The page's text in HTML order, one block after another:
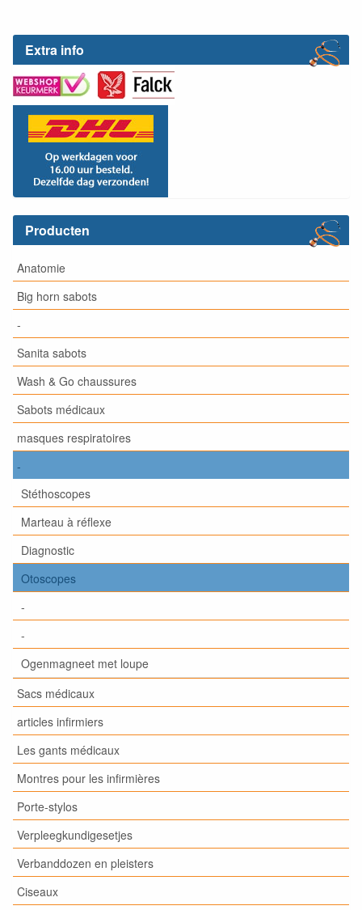
Extra info
Producten
Anatomie
Big horn sabots
-
Sanita sabots
Wash & Go chaussures
Sabots médicaux
masques respiratoires
-
Stéthoscopes
Marteau à réflexe
Diagnostic
Otoscopes
-
-
Ogenmagneet met loupe
Sacs médicaux
articles infirmiers
Les gants médicaux
Montres pour les infirmières
Porte-stylos
Verpleegkundigesetjes
Verbanddozen en pleisters
Ciseaux